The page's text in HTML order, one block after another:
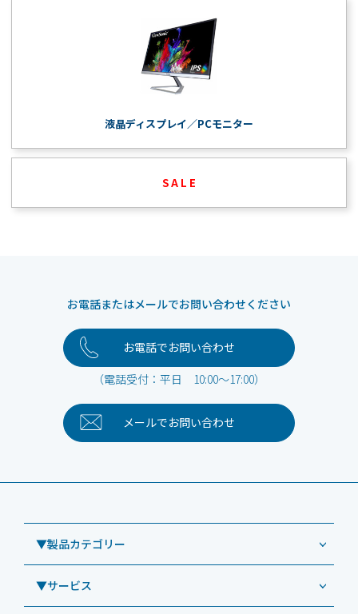
液晶ディスプレイ／PCモニター
S A L E
お電話またはメールでお問い合わせください
お電話でお問い合わせ
（電話受付：平日 10:00～17:00）
メールでお問い合わせ
▼製品カテゴリー
業務用タブレット
▼サービス